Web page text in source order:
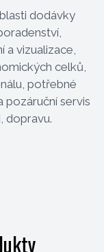
dodávky
a vizualizace,
celků,
potřebné
pozáruční servis
dopravu.